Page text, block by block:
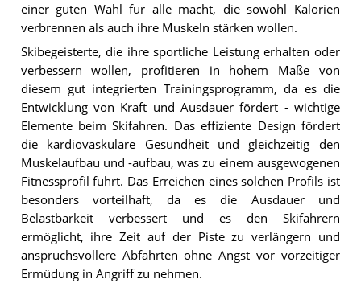
einer guten Wahl für alle macht, die sowohl Kalorien
verbrennen als auch ihre Muskeln stärken wollen.
Skibegeisterte, die ihre sportliche Leistung erhalten oder
verbessern wollen, profitieren in hohem Maße von
diesem gut integrierten Trainingsprogramm, da es die
Entwicklung von Kraft und Ausdauer fördert - wichtige
Elemente beim Skifahren. Das effiziente Design fördert
die kardiovaskuläre Gesundheit und gleichzeitig den
Muskelaufbau und -aufbau, was zu einem ausgewogenen
Fitnessprofil führt. Das Erreichen eines solchen Profils ist
besonders vorteilhaft, da es die Ausdauer und
Belastbarkeit verbessert und es den Skifahrern
ermöglicht, ihre Zeit auf der Piste zu verlängern und
anspruchsvollere Abfahrten ohne Angst vor vorzeitiger
Ermüdung in Angriff zu nehmen.